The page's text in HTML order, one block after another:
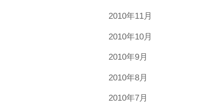
2010年11月
2010年10月
2010年9月
2010年8月
2010年7月